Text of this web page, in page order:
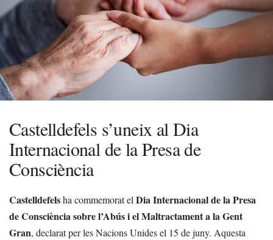
Castelldefels s’uneix al Dia
Internacional de la Presa de
Consciència
Castelldefelsha commemorat el Dia Internacional de la Presa
de Consciència sobre l’Abús i el Maltractament a la Gent
Gran, declarat per les Nacions Unides el 15 de juny. Aquesta